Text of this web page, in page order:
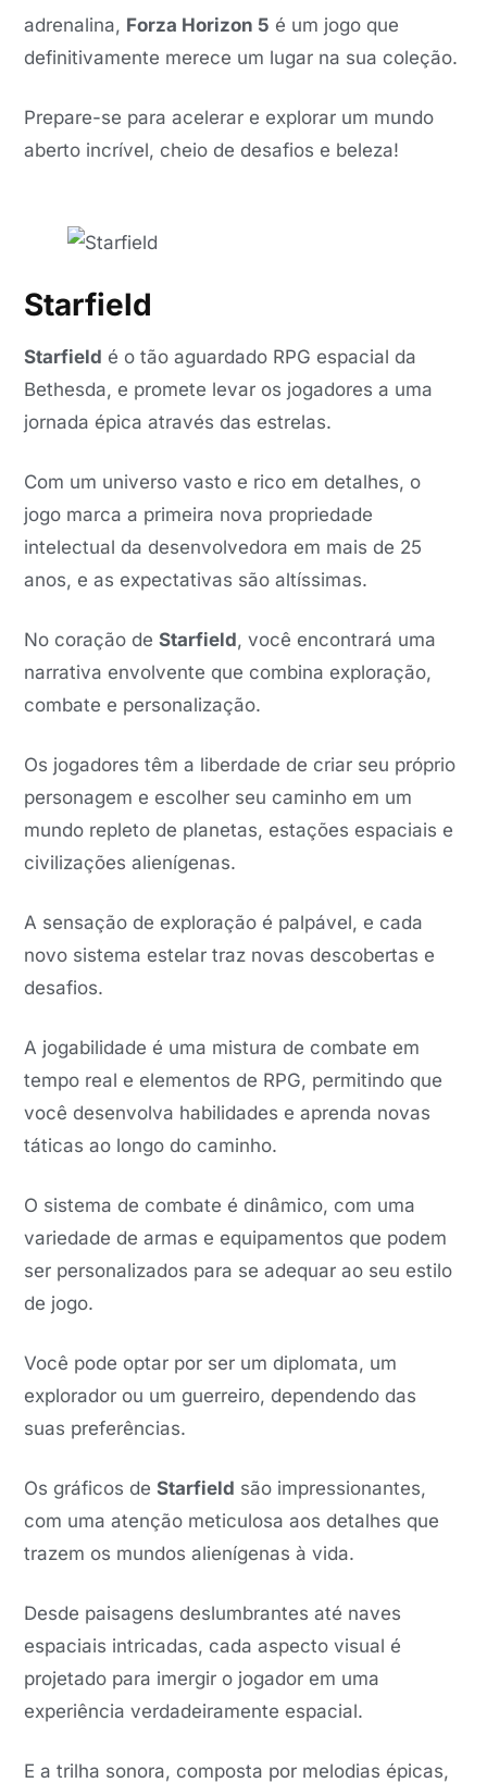
adrenalina, Forza Horizon 5 é um jogo que
definitivamente merece um lugar na sua coleção.
Prepare-se para acelerar e explorar um mundo
aberto incrível, cheio de desafios e beleza!
Starfield
Starfield é o tão aguardado RPG espacial da
Bethesda, e promete levar os jogadores a uma
jornada épica através das estrelas.
Com um universo vasto e rico em detalhes, o
jogo marca a primeira nova propriedade
intelectual da desenvolvedora em mais de 25
anos, e as expectativas são altíssimas.
No coração deStarfield, você encontrará uma
narrativa envolvente que combina exploração,
combate e personalização.
Os jogadores têm a liberdade de criar seu próprio
personagem e escolher seu caminho em um
mundo repleto de planetas, estações espaciais e
civilizações alienígenas.
A sensação de exploração é palpável, e cada
novo sistema estelar traz novas descobertas e
desafios.
A jogabilidade é uma mistura de combate em
tempo real e elementos de RPG, permitindo que
você desenvolva habilidades e aprenda novas
táticas ao longo do caminho.
O sistema de combate é dinâmico, com uma
variedade de armas e equipamentos que podem
ser personalizados para se adequar ao seu estilo
de jogo.
Você pode optar por ser um diplomata, um
explorador ou um guerreiro, dependendo das
suas preferências.
Os gráficos deStarfield são impressionantes,
com uma atenção meticulosa aos detalhes que
trazem os mundos alienígenas à vida.
Desde paisagens deslumbrantes até naves
espaciais intricadas, cada aspecto visual é
projetado para imergir o jogador em uma
experiência verdadeiramente espacial.
E a trilha sonora, composta por melodias épicas,